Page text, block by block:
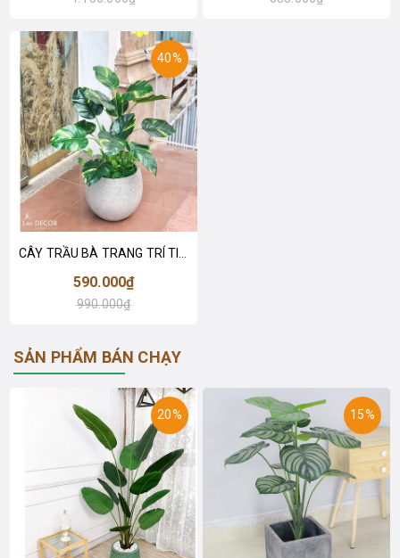
40%
CÂY TRẦU BÀ TRANG TRÍ TIỂU CẢNH NỘI THẤT LANDECOR (50cm) - LC2801-1 MIX
590.000₫
990.000₫
SẢN PHẨM BÁN CHẠY
20% 15%